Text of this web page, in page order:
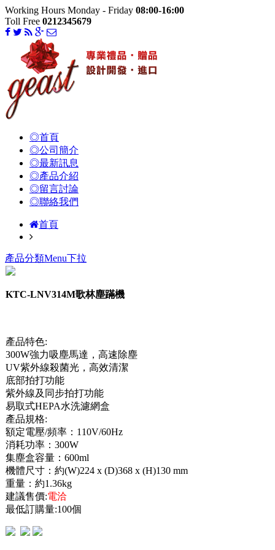
Working Hours Monday - Friday 08:00-16:00
Toll Free 0212345679
◎首頁
◎公司簡介
◎最新訊息
◎產品介紹
◎留言討論
◎聯絡我們
首頁
產品分類Menu下拉
KTC-LNV314M歌林塵蹣機
產品特色:
300W強力吸塵馬達，高速除塵
UV紫外線殺菌光，高效清潔
底部拍打功能
紫外線及同步拍打功能
易取式HEPA水洗濾網盒
產品規格:
額定電壓/頻率：110V/60Hz
消耗功率：300W
集塵盒容量：600ml
機體尺寸：約(W)224 x (D)368 x (H)130 mm
重量：約1.36kg
建議售價:電洽
最低訂購量:100個